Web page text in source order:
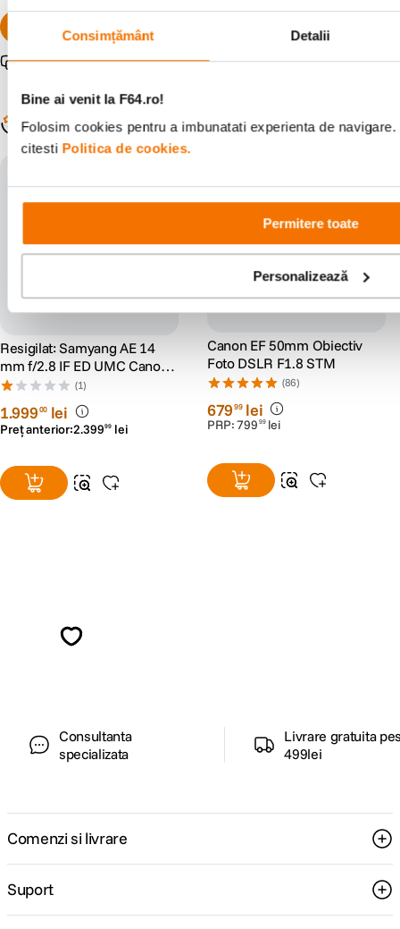
Consimțământ Detalii
Bine ai venit la F64.ro!
Folosim cookies pentru a imbunatati experienta de
citesti Politica de cookies.
Permitere toate
Personalizează
Pachet promo disponibil
Populare în aceeași categorie
Resigilat: Samyang AE 14
mm f/2.8 IF ED UMC Canon
AE - RS125022341-2
(1)
1.99900 lei
Preț anterior:2.39999 lei
Canon EF 50mm Obiectiv
Foto DSLR F1.8 STM
(86)
67999 lei
PRP:799 99 lei
Consultanta
specializata
Livrare gratuita
499lei
Comenzi si livrare
Suport